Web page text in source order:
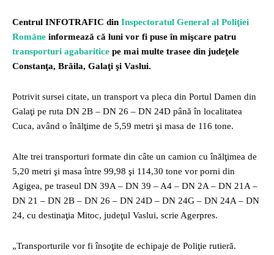
Centrul INFOTRAFIC din Inspectoratul General al Poliţiei
Române informează că luni vor fi puse în mişcare patru
transporturi agabaritice pe mai multe trasee din judeţele
Constanţa, Brăila, Galaţi şi Vaslui.
Potrivit sursei citate, un transport va pleca din Portul Damen din
Galaţi pe ruta DN 2B – DN 26 – DN 24D până în localitatea
Cuca, având o înălţime de 5,59 metri şi masa de 116 tone.
Alte trei transporturi formate din câte un camion cu înălţimea de
5,20 metri şi masa între 99,98 şi 114,30 tone vor porni din
Agigea, pe traseul DN 39A – DN 39 – A4 – DN 2A – DN 21A –
DN 21 – DN 2B – DN 26 – DN 24D – DN 24G – DN 24A – DN
24, cu destinaţia Mitoc, judeţul Vaslui, scrie Agerpres.
„Transporturile vor fi însoţite de echipaje de Poliţie rutieră.